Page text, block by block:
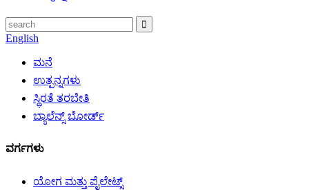
English
ಮನೆ
ಉತ್ಪನ್ನಗಳು
ಸ್ಥಿರತೆ ತರಬೇತಿ
ಬ್ಯಾಲೆನ್ಸ್ ಬೋರ್ಡ್
ವರ್ಗಗಳು
ಯೋಗ ಮತ್ತು ಪೈಲೇಟ್ಸ್